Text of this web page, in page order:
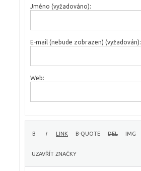
Jméno (vyžadováno):
E-mail (nebude zobrazen) (vyžadován):
Web: